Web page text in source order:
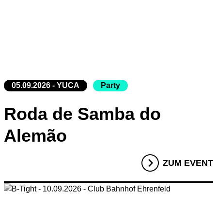
05.09.2026 - YUCA Party
Roda de Samba do
Alemão
ZUM EVENT